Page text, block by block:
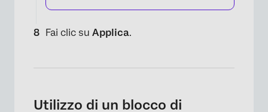
Fai clic su Applica.
Utilizzo di un blocco di